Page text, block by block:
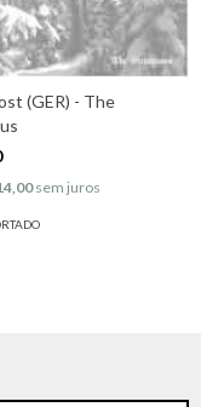
(GER) - The
sem juros